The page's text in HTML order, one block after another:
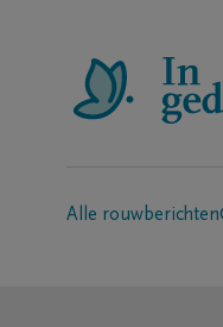
Alle rouwberichten